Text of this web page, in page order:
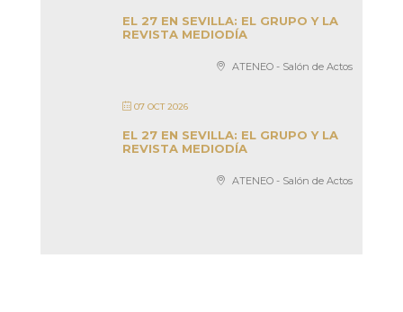
EL 27 EN SEVILLA: EL GRUPO Y LA
REVISTA MEDIODÍA
ATENEO - Salón de Actos
07 OCT 2026
EL 27 EN SEVILLA: EL GRUPO Y LA
REVISTA MEDIODÍA
ATENEO - Salón de Actos